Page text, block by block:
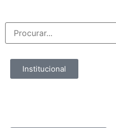
Institucional